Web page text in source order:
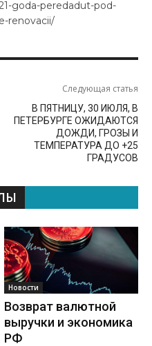
goda-peredadut-pod-
renovacii/
Следующая статья
В ПЯТНИЦУ, 30 ИЮЛЯ, В
ПЕТЕРБУРГЕ ОЖИДАЮТСЯ
ДОЖДИ, ГРОЗЫ И
ТЕМПЕРАТУРА ДО +25
ГРАДУСОВ
Новости
Возврат валютной
выручки и экономика
РФ